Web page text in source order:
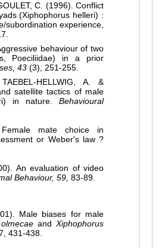
C. (1996). Conflict
(Xiphophorus helleri) :
subordination experience,
behaviour of two
Poeciliidae) in a prior
43 (3), 251-255.
HELLWIG, A. &
satellite tactics of male
in nature. Behavioural
Female mate choice in
or Weber's law ?
An evaluation of video
Behaviour, 59, 83-89.
Male biases for male
and Xiphophorus
431-438.